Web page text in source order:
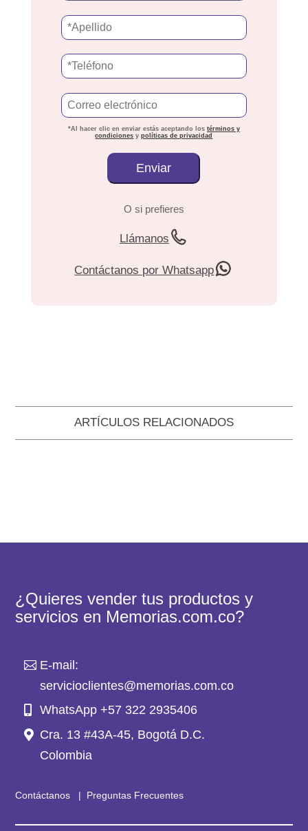
*Al hacer clic en enviar estás aceptando los términos y
condiciones ypolíticas de privacidad
O si prefieres
Llámanos
Contáctanos por Whatsapp
ARTÍCULOS RELACIONADOS
¿Quieres vender tus productos y
servicios en Memorias.com.co?
E-mail:
servicioclientes@memorias.com.co
WhatsApp +57 322 2935406
Cra. 13 #43A-45, Bogotá D.C.
Colombia
Contáctanos | Preguntas Frecuentes